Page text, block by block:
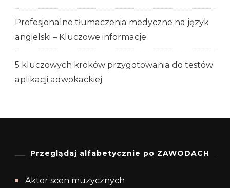
Profesjonalne tłumaczenia medyczne na język
angielski – Kluczowe informacje
5 kluczowych kroków przygotowania do testów
aplikacji adwokackiej
Przeglądaj alfabetycznie po ZAWODACH
Aktor scen muzycznych